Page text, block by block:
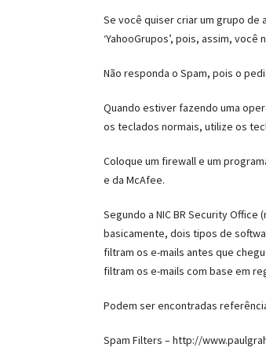
Se você quiser criar um grupo
‘YahooGrupos’, pois, assim,
Não responda o Spam, pois o
Quando estiver fazendo uma
os teclados normais, utilize os
Coloque um firewall e um
e da McAfee.
Segundo a NIC BR Security
basicamente, dois tipos de
filtram os e-mails antes que
filtram os e-mails com base em
Podem ser encontradas
Spam Filters – http://